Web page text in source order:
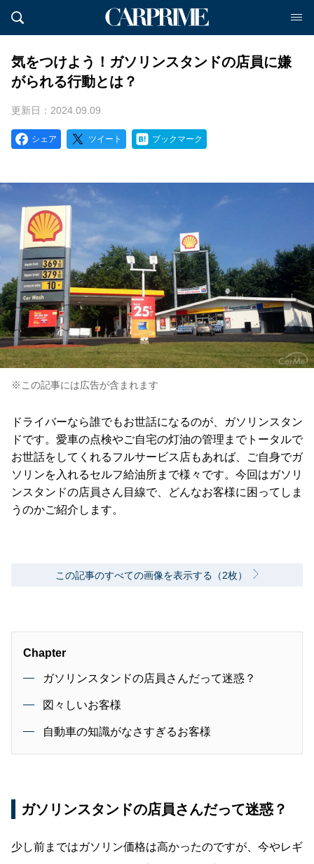
気をつけよう！ガソリンスタンドの店員に嫌
がられる行動とは？
更新日：2024.09.09
シェア ツイート ブックマーク
※この記事には広告が含まれます
ドライバーなら誰でもお世話になるのが、ガソリンスタン
ドです。愛車の点検やご自宅の灯油の管理までトータルで
お世話をしてくれるフルサービス店もあれば、ご自身でガ
ソリンを入れるセルフ給油所まで様々です。今回はガソリ
ンスタンドの店員さん目線で、どんなお客様に困ってしま
うのかご紹介します。
この記事のすべての画像を表示する（2枚）
Chapter
ガソリンスタンドの店員さんだって迷惑？
図々しいお客様
自動車の知識がなさすぎるお客様
ガソリンスタンドの店員さんだって迷惑？
少し前まではガソリン価格は高かったのですが、今やレギ